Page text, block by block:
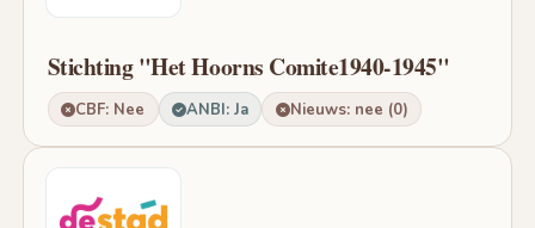
Stichting "Het Hoorns Comite1940-1945"
CBF: Nee ANBI: Ja Nieuws: nee (0)